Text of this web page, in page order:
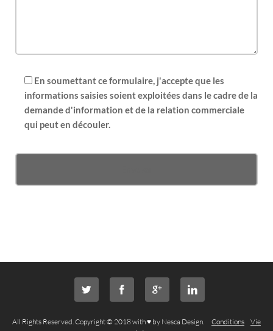
En soumettant ce formulaire, j'accepte que les
informations saisies soient exploitées dans le cadre de la
demande d'information et de la relation commerciale
qui peut en découler.
All Rights Reserved. Copyright © 2018 with ♥ by Nesca Design. Conditions
Vie